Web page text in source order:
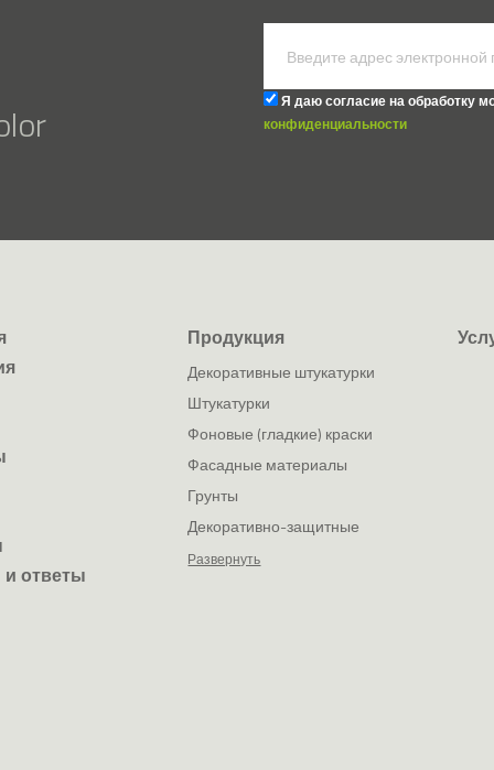
Я даю согласие на обработку
конфиденциальности
и ответы
Продукция
декоративные штукатурки
штукатурки
фоновые (гладкие) краски
фасадные материалы
грунты
декоративно-защитные
Развернуть